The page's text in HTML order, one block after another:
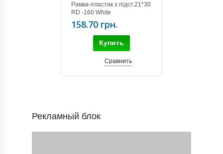
Рамка-пластик з підст.21*30
RD -160 White
158.70 грн.
Купить
Сравнить
Рекламный блок